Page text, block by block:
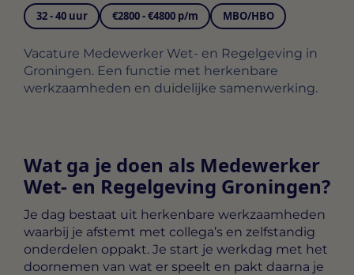
32 - 40 uur €2800 - €4800 p/m MBO/HBO
Vacature Medewerker Wet- en Regelgeving in
Groningen. Een functie met herkenbare
werkzaamheden en duidelijke samenwerking.
Wat ga je doen als Medewerker
Wet- en Regelgeving Groningen?
Je dag bestaat uit herkenbare werkzaamheden
waarbij je afstemt met collega’s en zelfstandig
onderdelen oppakt. Je start je werkdag met het
doornemen van wat er speelt en pakt daarna je